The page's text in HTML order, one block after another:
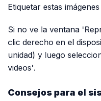
Etiquetar estas
Si no ve la ventana
clic derecho en el
unidad) y luego
videos'.
Consejos para el